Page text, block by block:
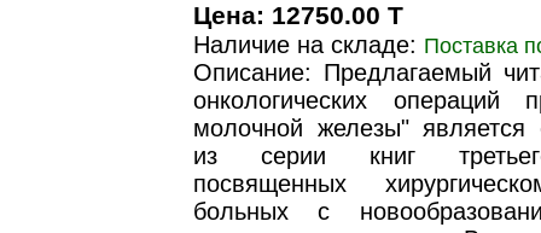
Цена: 12750.00 T
Наличие на складе: Поставка
Описание: Предлагаемый
онкологических операций
молочной железы"
из серии книг
посвященных
больных с